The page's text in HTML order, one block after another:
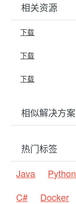
相关资源
下载
下载
下载
相似解决方案
热门标签
Java
Python
C#
Docker